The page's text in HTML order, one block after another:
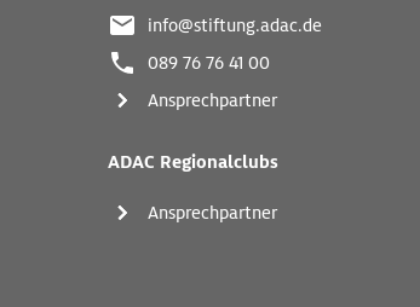
info@stiftung.adac.de
089 76 76 41 00
Ansprechpartner
ADAC Regionalclubs
Ansprechpartner